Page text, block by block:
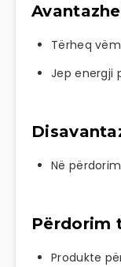
Tërheq
Jep energji
Në
Përdorim
Produkte